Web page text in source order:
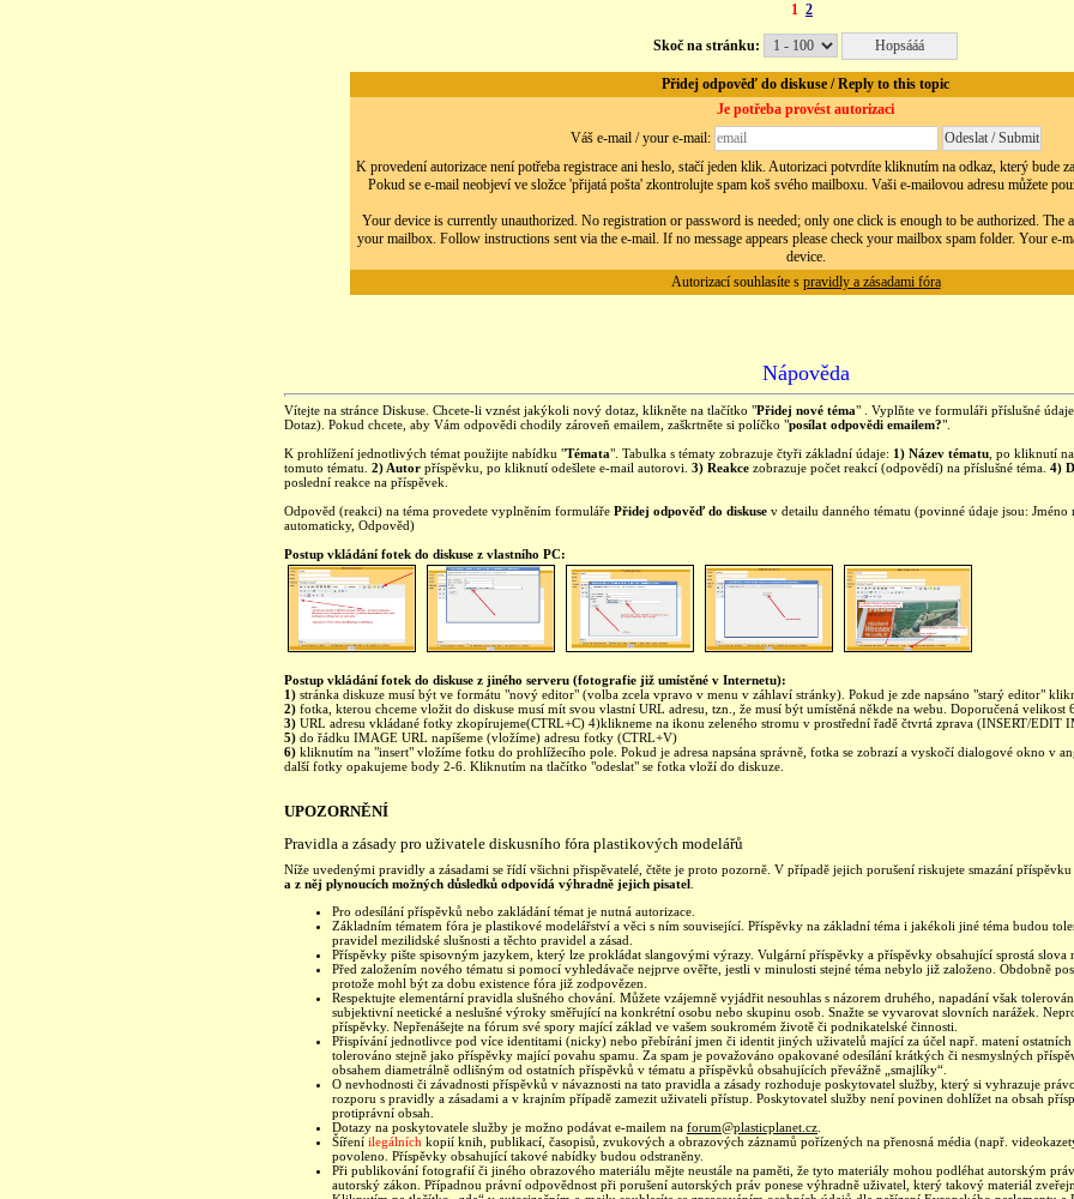
1 2
Skoč na stránku:
Přidej odpověď do diskuse / Reply to this topic
Je potřeba provést autorizaci
Váš e-mail / your e-mail:
K provedení autorizace není potřeba registrace ani heslo, stačí jeden klik. Autorizaci potvrdíte kliknutím na odkaz, který bude
Pokud se e-mail neobjeví ve složce 'přijatá pošta' zkontrolujte spam koš svého mailboxu. Vaši e-mailovou adresu můžete
Your device is currently unauthorized. No registration or password is needed; only one click is enough to be authorized. The
your mailbox. Follow instructions sent via the e-mail. If no message appears please check your mailbox spam folder. Your e-
device.
Autorizací souhlasíte s pravidly a zásadami fóra
Nápověda
Vítejte na stránce Diskuse. Chcete-li vznést jakýkoli nový dotaz, klikněte na tlačítko "Přidej nové téma" . Vyplňte ve formuláři příslušné
Dotaz). Pokud chcete, aby Vám odpovědi chodily zároveň emailem, zaškrtněte si políčko "posílat odpovědi emailem?".
K prohlížení jednotlivých témat použijte nabídku "Témata". Tabulka s tématy zobrazuje čtyři základní údaje: 1) Název tématu , po kliknutí
tomuto tématu. 2) Autor příspěvku, po kliknutí odešlete e-mail autorovi. 3) Reakce zobrazuje počet reakcí (odpovědí) na příslušné téma. 4)
poslední reakce na příspěvek.
Odpověd (reakci) na téma provedete vyplněním formuláře Přidej odpověď do diskuse v detailu danného tématu (povinné údaje jsou: Jméno
automaticky, Odpověd)
Postup vkládání fotek do diskuse z vlastního PC:
Postup vkládání fotek do diskuse z jiného serveru (fotografie již umístěné v Internetu):
1) stránka diskuze musí být ve formátu "nový editor" (volba zcela vpravo v menu v záhlaví stránky). Pokud je zde napsáno "starý editor"
2) fotka, kterou chceme vložit do diskuse musí mít svou vlastní URL adresu, tzn., že musí být umístěná někde na webu. Doporučená velikost
3) URL adresu vkládané fotky zkopírujeme(CTRL+C) 4)klikneme na ikonu zeleného stromu v prostřední řadě čtvrtá zprava (INSERT/EDIT
5) do řádku IMAGE URL napíšeme (vložíme) adresu fotky (CTRL+V)
6) kliknutím na "insert" vložíme fotku do prohlížecího pole. Pokud je adresa napsána správně, fotka se zobrazí a vyskočí dialogové okno v
další fotky opakujeme body 2-6. Kliknutím na tlačítko "odeslat" se fotka vloží do diskuze.
UPOZORNĚNÍ
Pravidla a zásady pro uživatele diskusního fóra plastikových modelářů
Níže uvedenými pravidly a zásadami se řídí všichni přispěvatelé, čtěte je proto pozorně. V případě jejich porušení riskujete smazání
a z něj plynoucích možných důsledků odpovídá výhradně jejich pisatel
Pro odesílání příspěvků nebo zakládání témat je nutná autorizace.
Základním tématem fóra je plastikové modelářství a věci s ním související. Příspěvky na základní téma i jakékoli jiné téma budou
pravidel mezilidské slušnosti a těchto pravidel a zásad.
Příspěvky pište spisovným jazykem, který lze prokládat slangovými výrazy. Vulgární příspěvky a příspěvky obsahující sprostá slova
Před založením nového tématu si pomocí vyhledávače nejprve ověřte, jestli v minulosti stejné téma nebylo již založeno. Obdobně
protože mohl být za dobu existence fóra již zodpovězen.
Respektujte elementární pravidla slušného chování. Můžete vzájemně vyjádřit nesouhlas s názorem druhého, napadání však
subjektivní neetické a neslušné výroky směřující na konkrétní osobu nebo skupinu osob. Snažte se vyvarovat slovních narážek.
příspěvky. Nepřenášejte na fórum své spory mající základ ve vašem soukromém životě či podnikatelské činnosti.
Přispívání jednotlivce pod více identitami (nicky) nebo přebírání jmen či identit jiných uživatelů mající za účel např. matení ostatních
tolerováno stejně jako příspěvky mající povahu spamu. Za spam je považováno opakované odesílání krátkých či nesmyslných
obsahem diametrálně odlišným od ostatních příspěvků v tématu a příspěvků obsahujících převážně „smajlíky“.
O nevhodnosti či závadnosti příspěvků v návaznosti na tato pravidla a zásady rozhoduje poskytovatel služby, který si vyhrazuje
rozporu s pravidly a zásadami a v krajním případě zamezit uživateli přístup. Poskytovatel služby není povinen dohlížet na obsah
protiprávní obsah.
Dotazy na poskytovatele služby je možno podávat e-mailem na forum@plasticplanet.cz
Šíření ilegálních kopií knih, publikací, časopisů, zvukových a obrazových záznamů pořízených na přenosná média (např.
povoleno. Příspěvky obsahující takové nabídky budou odstraněny.
Při publikování fotografií či jiného obrazového materiálu mějte neustále na paměti, že tyto materiály mohou podléhat autorským
autorský zákon. Případnou právní odpovědnost při porušení autorských práv ponese výhradně uživatel, který takový materiál